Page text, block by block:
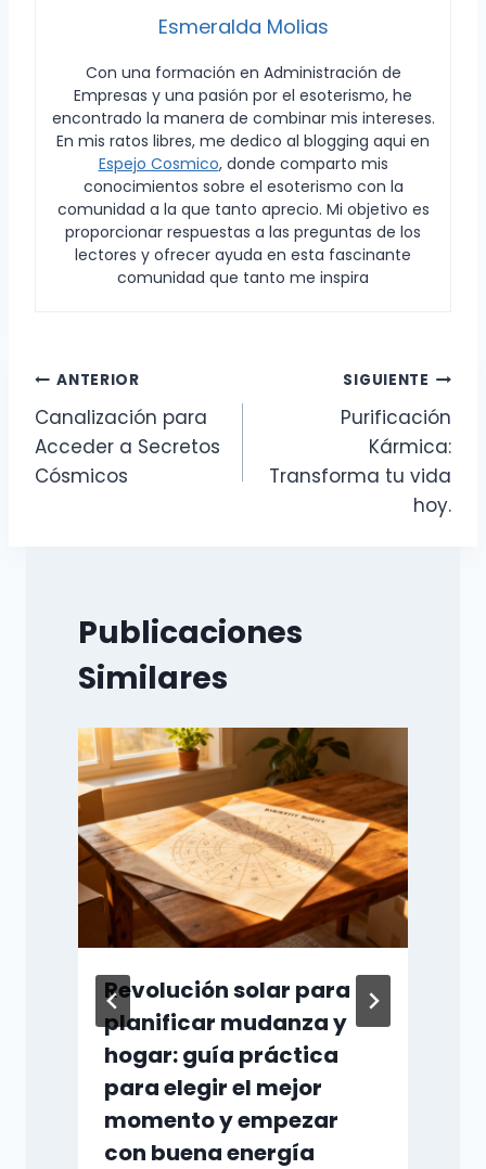
Esmeralda Molias
Con una formación en Administración de
Empresas y una pasión por el esoterismo, he
encontrado la manera de combinar mis intereses.
En mis ratos libres, me dedico al blogging aqui en
Espejo Cosmico, donde comparto mis
conocimientos sobre el esoterismo con la
comunidad a la que tanto aprecio. Mi objetivo es
proporcionar respuestas a las preguntas de los
lectores y ofrecer ayuda en esta fascinante
comunidad que tanto me inspira
Navegación
de
entradas
ANTERIOR
Canalización para
Acceder a Secretos
Cósmicos
SIGUIENTE
Purificación
Kármica:
Transforma tu vida
hoy.
Publicaciones
Similares
Revolución solar para
planificar mudanza y
hogar: guía práctica
para elegir el mejor
momento y empezar
con buena energía